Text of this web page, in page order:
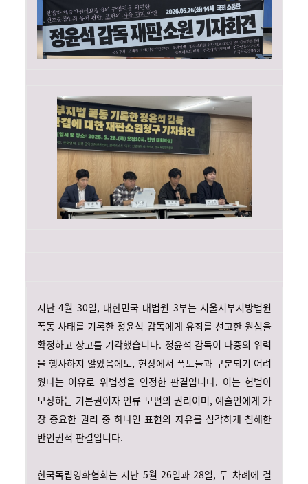
지난 4월 30일, 대한민국 대법원 3부는 서울서부지방법원
폭동 사태를 기록한 정윤석 감독에게 유죄를 선고한 원심을
확정하고 상고를 기각했습니다. 정윤석 감독이 다중의 위력
을 행사하지 않았음에도, 현장에서 폭도들과 구분되기 어려
웠다는 이유로 위법성을 인정한 판결입니다. 이는 헌법이
보장하는 기본권이자 인류 보편의 권리이며, 예술인에게 가
장 중요한 권리 중 하나인 표현의 자유를 심각하게 침해한
반인권적 판결입니다.
한국독립영화협회는 지난 5월 26일과 28일, 두 차례에 걸